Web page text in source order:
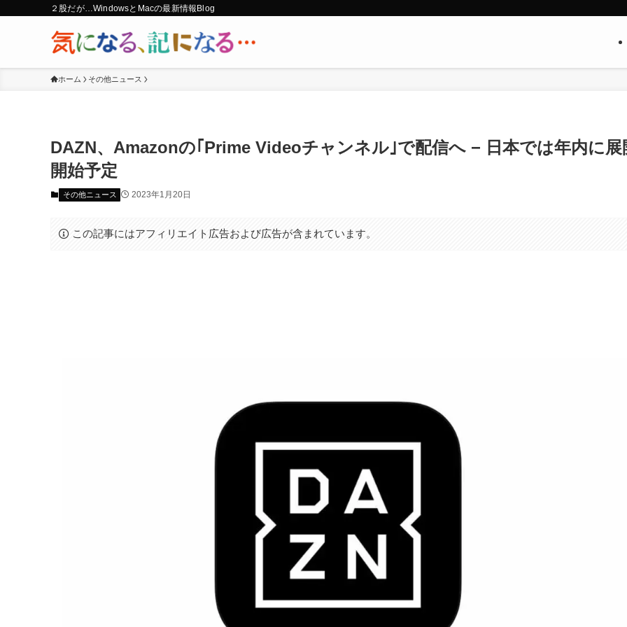
２股だが…WindowsとMacの最新情報Blog
ホーム その他ニュース
DAZN、Amazonの｢Prime Videoチャンネル｣で配信へ − 日本では年内に展
開始予定
その他ニュース 2023年1月20日
この記事にはアフィリエイト広告および広告が含まれています。